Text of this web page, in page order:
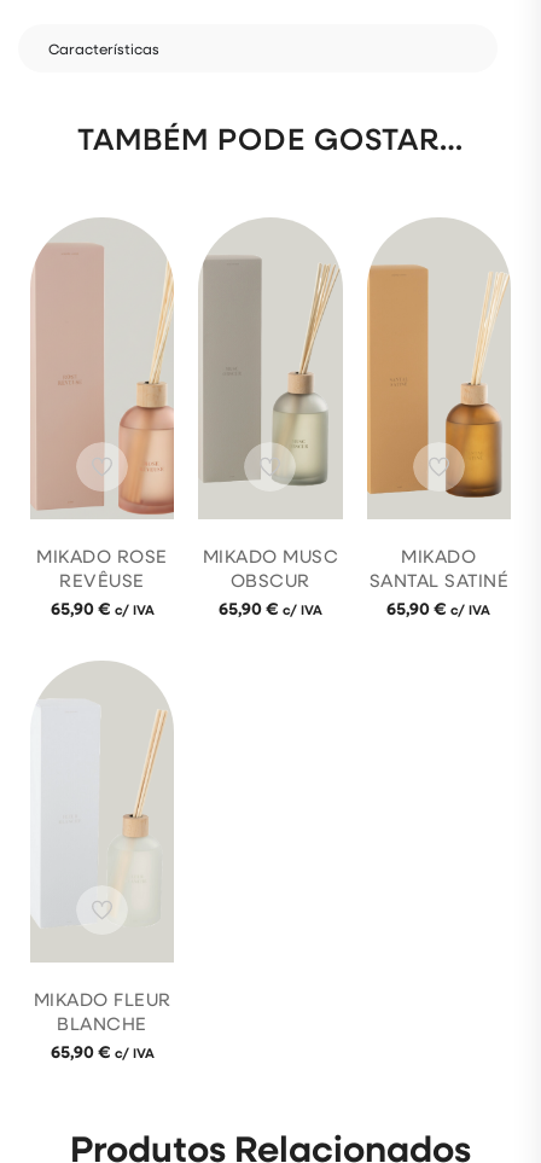
Características
TAMBÉM PODE GOSTAR…
MIKADO ROSE
REVÊUSE
65,90€ c/ IVA
MIKADO MUSC
OBSCUR
65,90€ c/ IVA
MIKADO
SANTAL SATINÉ
65,90€ c/ IVA
MIKADO FLEUR
BLANCHE
65,90€ c/ IVA
Produtos Relacionados